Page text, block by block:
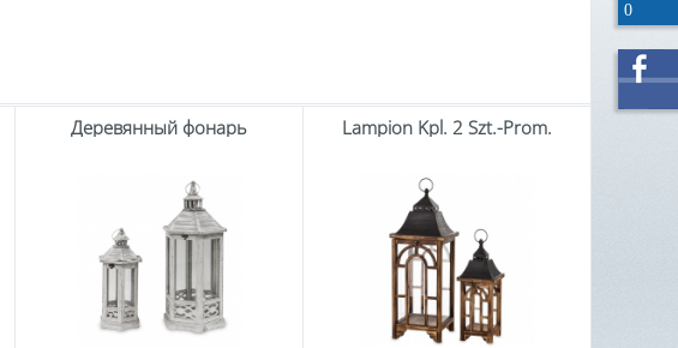
Деревянный фонарь Lampion Kpl. 2 Szt.-Prom.
0